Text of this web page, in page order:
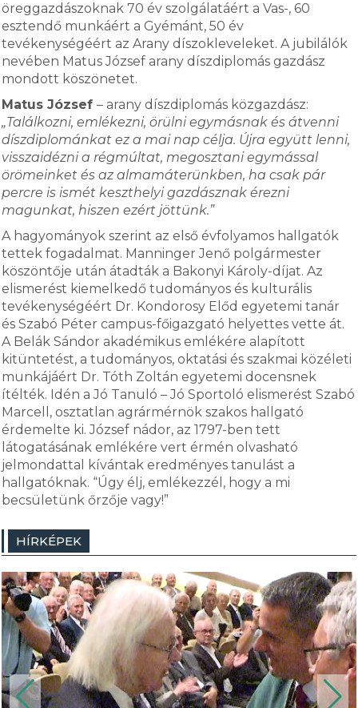
öreggazdászoknak 70 év szolgálatáért a Vas-, 60
esztendő munkáért a Gyémánt, 50 év
tevékenységéért az Arany díszokleveleket. A jubilálók
nevében Matus József arany díszdiplomás gazdász
mondott köszönetet.
Matus József– arany díszdiplomás közgazdász:
„Találkozni, emlékezni, örülni egymásnak és átvenni
díszdiplománkat ez a mai nap célja. Újra együtt lenni,
visszaidézni a régmúltat, megosztani egymással
örömeinket és az almamáterünkben, ha csak pár
percre is ismét keszthelyi gazdásznak érezni
magunkat, hiszen ezért jöttünk.”
A hagyományok szerint az első évfolyamos hallgatók
tettek fogadalmat. Manninger Jenő polgármester
köszöntője után átadták a Bakonyi Károly-díjat. Az
elismerést kiemelkedő tudományos és kulturális
tevékenységéért Dr. Kondorosy Előd egyetemi tanár
és Szabó Péter campus-főigazgató helyettes vette át.
A Belák Sándor akadémikus emlékére alapított
kitüntetést, a tudományos, oktatási és szakmai közéleti
munkájáért Dr. Tóth Zoltán egyetemi docensnek
ítélték. Idén a Jó Tanuló – Jó Sportoló elismerést Szabó
Marcell, osztatlan agrármérnök szakos hallgató
érdemelte ki. József nádor, az 1797-ben tett
látogatásának emlékére vert érmén olvasható
jelmondattal kívántak eredményes tanulást a
hallgatóknak. “Úgy élj, emlékezzél, hogy a mi
becsületünk őrzője vagy!”
HÍRKÉPEK